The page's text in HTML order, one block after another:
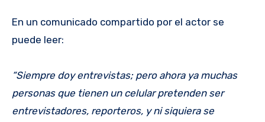
En un comunicado compartido por el actor se
puede leer:
“Siempre doy entrevistas; pero ahora ya muchas
personas que tienen un celular pretenden ser
entrevistadores, reporteros, y ni siquiera se